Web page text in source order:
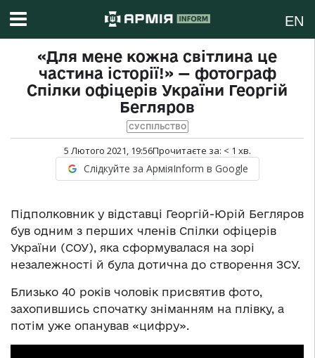
EN
«Для мене кожна світлина це
частина історії!» — фотограф
Спілки офіцерів України Георгій
Бегляров
СУСПІЛЬСТВО
5 Лютого 2021, 19:56Прочитаєте за: < 1 хв.
Слідкуйте за АрміяInform в Google
Підполковник у відставці Георгій-Юрій Бегляров
був одним з перших членів Спілки офіцерів
України (СОУ), яка сформувалася на зорі
незалежності й була дотична до створення ЗСУ.
Близько 40 років чоловік присвятив фото,
захопившись спочатку зніманням на плівку, а
потім уже опанував «цифру».